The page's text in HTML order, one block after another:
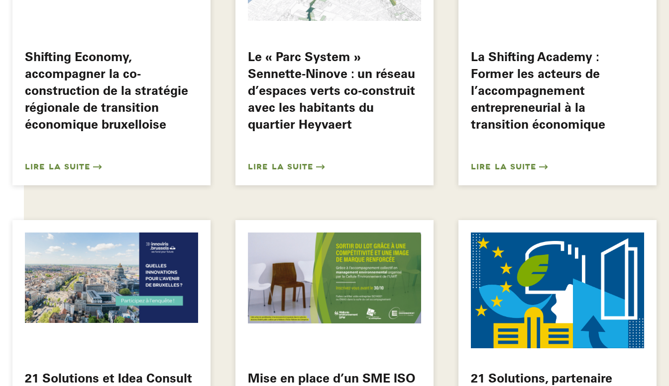
Shifting Economy,
accompagner la co-
construction de la stratégie
régionale de transition
économique bruxelloise
LIRE LA SUITE
Le « Parc System »
Sennette-Ninove : un réseau
d’espaces verts co-construit
avec les habitants du
quartier Heyvaert
LIRE LA SUITE
La Shifting Academy :
Former les acteurs de
l’accompagnement
entrepreneurial à la
transition économique
LIRE LA SUITE
21 Solutions et Idea Consult
Mise en place d’un SME ISO
21 Solutions, partenaire